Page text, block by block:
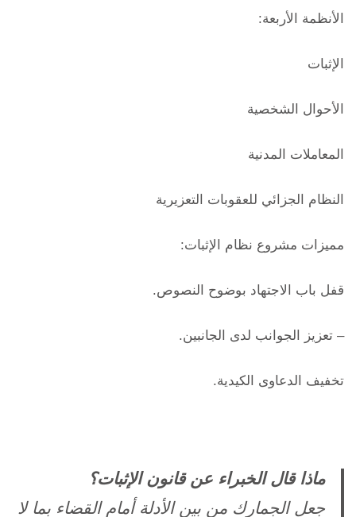
الأنظمة الأربعة:
الإثبات
الأحوال الشخصية
المعاملات المدنية
النظام الجزائي للعقوبات التعزيرية
مميزات مشروع نظام الإثبات:
قفل باب الاجتهاد بوضوح النصوص.
– تعزيز الجوانب لدى الجانبين.
تخفيف الدعاوى الكيدية.
ماذا قال الخبراء عن قانون الإثبات؟
جعل الجمارك من بين الأدلة أمام القضاء بما لا